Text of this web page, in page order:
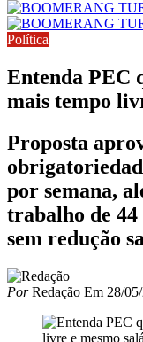
Política
Entenda PEC
mais tempo
Proposta
por semana,
trabalho de 44
sem redução
PorRedação Em 28/